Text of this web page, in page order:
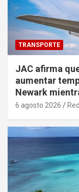
TRANSPORTE
JAC afirma
aumentar
Newark
6 agosto 2026